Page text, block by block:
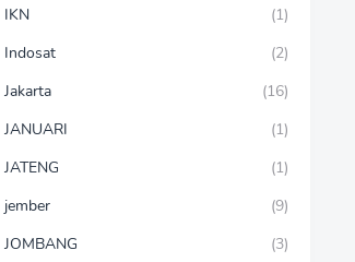
IKN
(1)
Indosat
(2)
Jakarta
(16)
JANUARI
(1)
JATENG
(1)
jember
(9)
JOMBANG
(3)